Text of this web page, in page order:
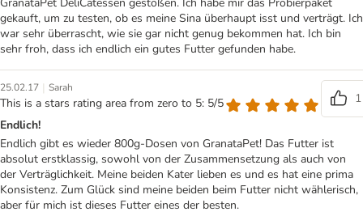
gekauft, um zu testen, ob es meine Sina überhaupt isst und verträgt. Ich
war sehr überrascht, wie sie gar nicht genug bekommen hat. Ich bin
sehr froh, dass ich endlich ein gutes Futter gefunden habe.
25.02.17 | Sarah
This is a stars rating area from zero to 5: 5/5
1
Endlich!
Endlich gibt es wieder 800g-Dosen von GranataPet! Das Futter ist
absolut erstklassig, sowohl von der Zusammensetzung als auch von
der Verträglichkeit. Meine beiden Kater lieben es und es hat eine prima
Konsistenz. Zum Glück sind meine beiden beim Futter nicht wählerisch,
aber für mich ist dieses Futter eines der besten.